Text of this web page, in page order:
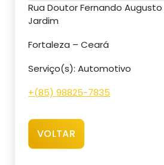
Rua Doutor Fernando Augusto
Jardim
Fortaleza – Ceará
Serviço(s): Automotivo
+(85) 98825-7835
VOLTAR